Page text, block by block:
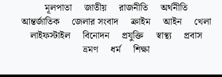
মূলপাতা জাতীয় রাজনীতি
অর্থনীতি
আন্তর্জাতিক
জেলার সংবাদ ক্রাইম আইন
খেলা
লাইফস্টাইল
বিনোদন প্রযুক্তি স্বাস্থ্য
প্রবাস
ভ্রমণ
ধর্ম শিক্ষা